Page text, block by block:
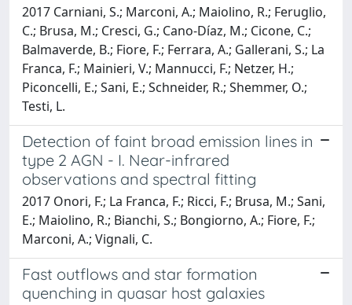
2017 Carniani, S.; Marconi, A.; Maiolino, R.; Feruglio,
C.; Brusa, M.; Cresci, G.; Cano-Díaz, M.; Cicone, C.;
Balmaverde, B.; Fiore, F.; Ferrara, A.; Gallerani, S.; La
Franca, F.; Mainieri, V.; Mannucci, F.; Netzer, H.;
Piconcelli, E.; Sani, E.; Schneider, R.; Shemmer, O.;
Testi, L.
Detection of faint broad emission lines in
type 2 AGN - I. Near-infrared
observations and spectral fitting
2017 Onori, F.; La Franca, F.; Ricci, F.; Brusa, M.; Sani,
E.; Maiolino, R.; Bianchi, S.; Bongiorno, A.; Fiore, F.;
Marconi, A.; Vignali, C.
Fast outflows and star formation
quenching in quasar host galaxies